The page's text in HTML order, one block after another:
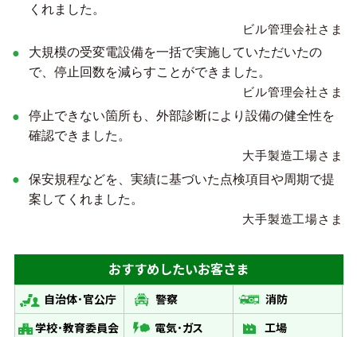
くれました。
ビル管理会社さま
大規模の受変電設備を一括で実施していただいたの
で、停止回数を減らすことができました。
ビル管理会社さま
停止できない箇所も、外部診断により設備の健全性を
確認できました。
大手製造工場さま
保安規程などを、実績に基づいた点検項目や周期で提
案してくれました。
大手製造工場さま
おすすめしたいお客さま
自治体･官公庁 警察
消防
学校･教育委員会
電気･ガス
工場